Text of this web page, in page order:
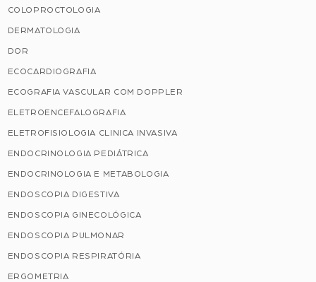
COLOPROCTOLOGIA
DERMATOLOGIA
DOR
ECOCARDIOGRAFIA
ECOGRAFIA VASCULAR COM DOPPLER
ELETROENCEFALOGRAFIA
ELETROFISIOLOGIA CLINICA INVASIVA
ENDOCRINOLOGIA PEDIÁTRICA
ENDOCRINOLOGIA E METABOLOGIA
ENDOSCOPIA DIGESTIVA
ENDOSCOPIA GINECOLÓGICA
ENDOSCOPIA PULMONAR
ENDOSCOPIA RESPIRATÓRIA
ERGOMETRIA